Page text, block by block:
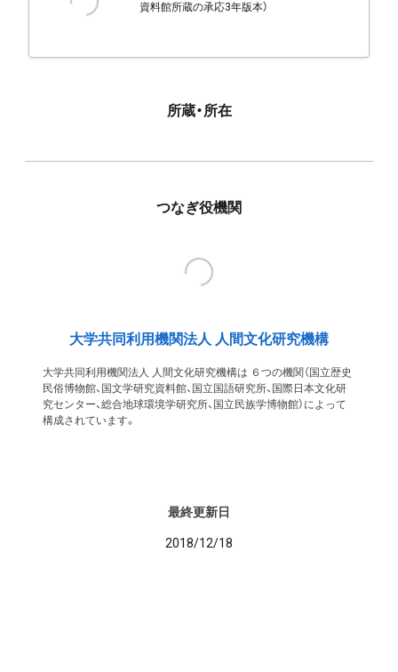
資料館所蔵の承応3年版本）
所蔵・所在
つなぎ役機関
大学共同利用機関法人 人間文化研究機構
大学共同利用機関法人 人間文化研究機構は ６つの機関（国立歴史
民俗博物館、国文学研究資料館、国立国語研究所、国際日本文化研
究センター、総合地球環境学研究所、国立民族学博物館）によって
構成されています。
最終更新日
2018/12/18